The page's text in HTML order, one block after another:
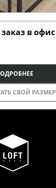
в офис
СВОЙ РАЗМЕР